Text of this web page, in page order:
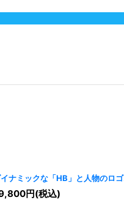
ナミックな「HB」と人物のロゴ
] 円(税込)